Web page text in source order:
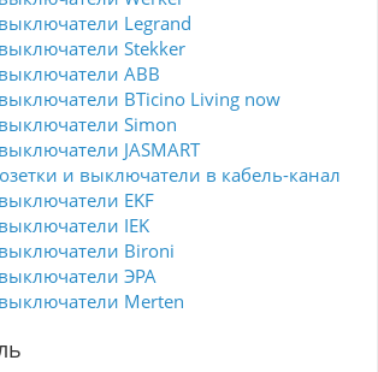
Legrand
Stekker
ABB
BTicino Living now
Simon
JASMART
и выключатели в кабель-канал
EKF
IEK
Bironi
ЭРА
Merten